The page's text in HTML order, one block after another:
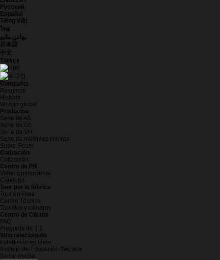
Русский
Español
Tiếng Việt
ไทย
بهاس ملايو
日本語
中文
Türkçe
Compañia
Resumen
Historia
Woojin global
Productos
Serie de A5
Serie de G5
Serie de VH
Serie de múltiples colores
Super-Foam
Cotización
Cotización
Centro de PR
Video promocional
Catálogo
Tour por la fábrica
Tour en línea
Centro Técnico
Tornillos y cilindros
Centro de Cliente
FAQ
Pregunta de 1:1
Sitio relacionado
Exhibición en línea
Instituto de Educación Técnica
Social media